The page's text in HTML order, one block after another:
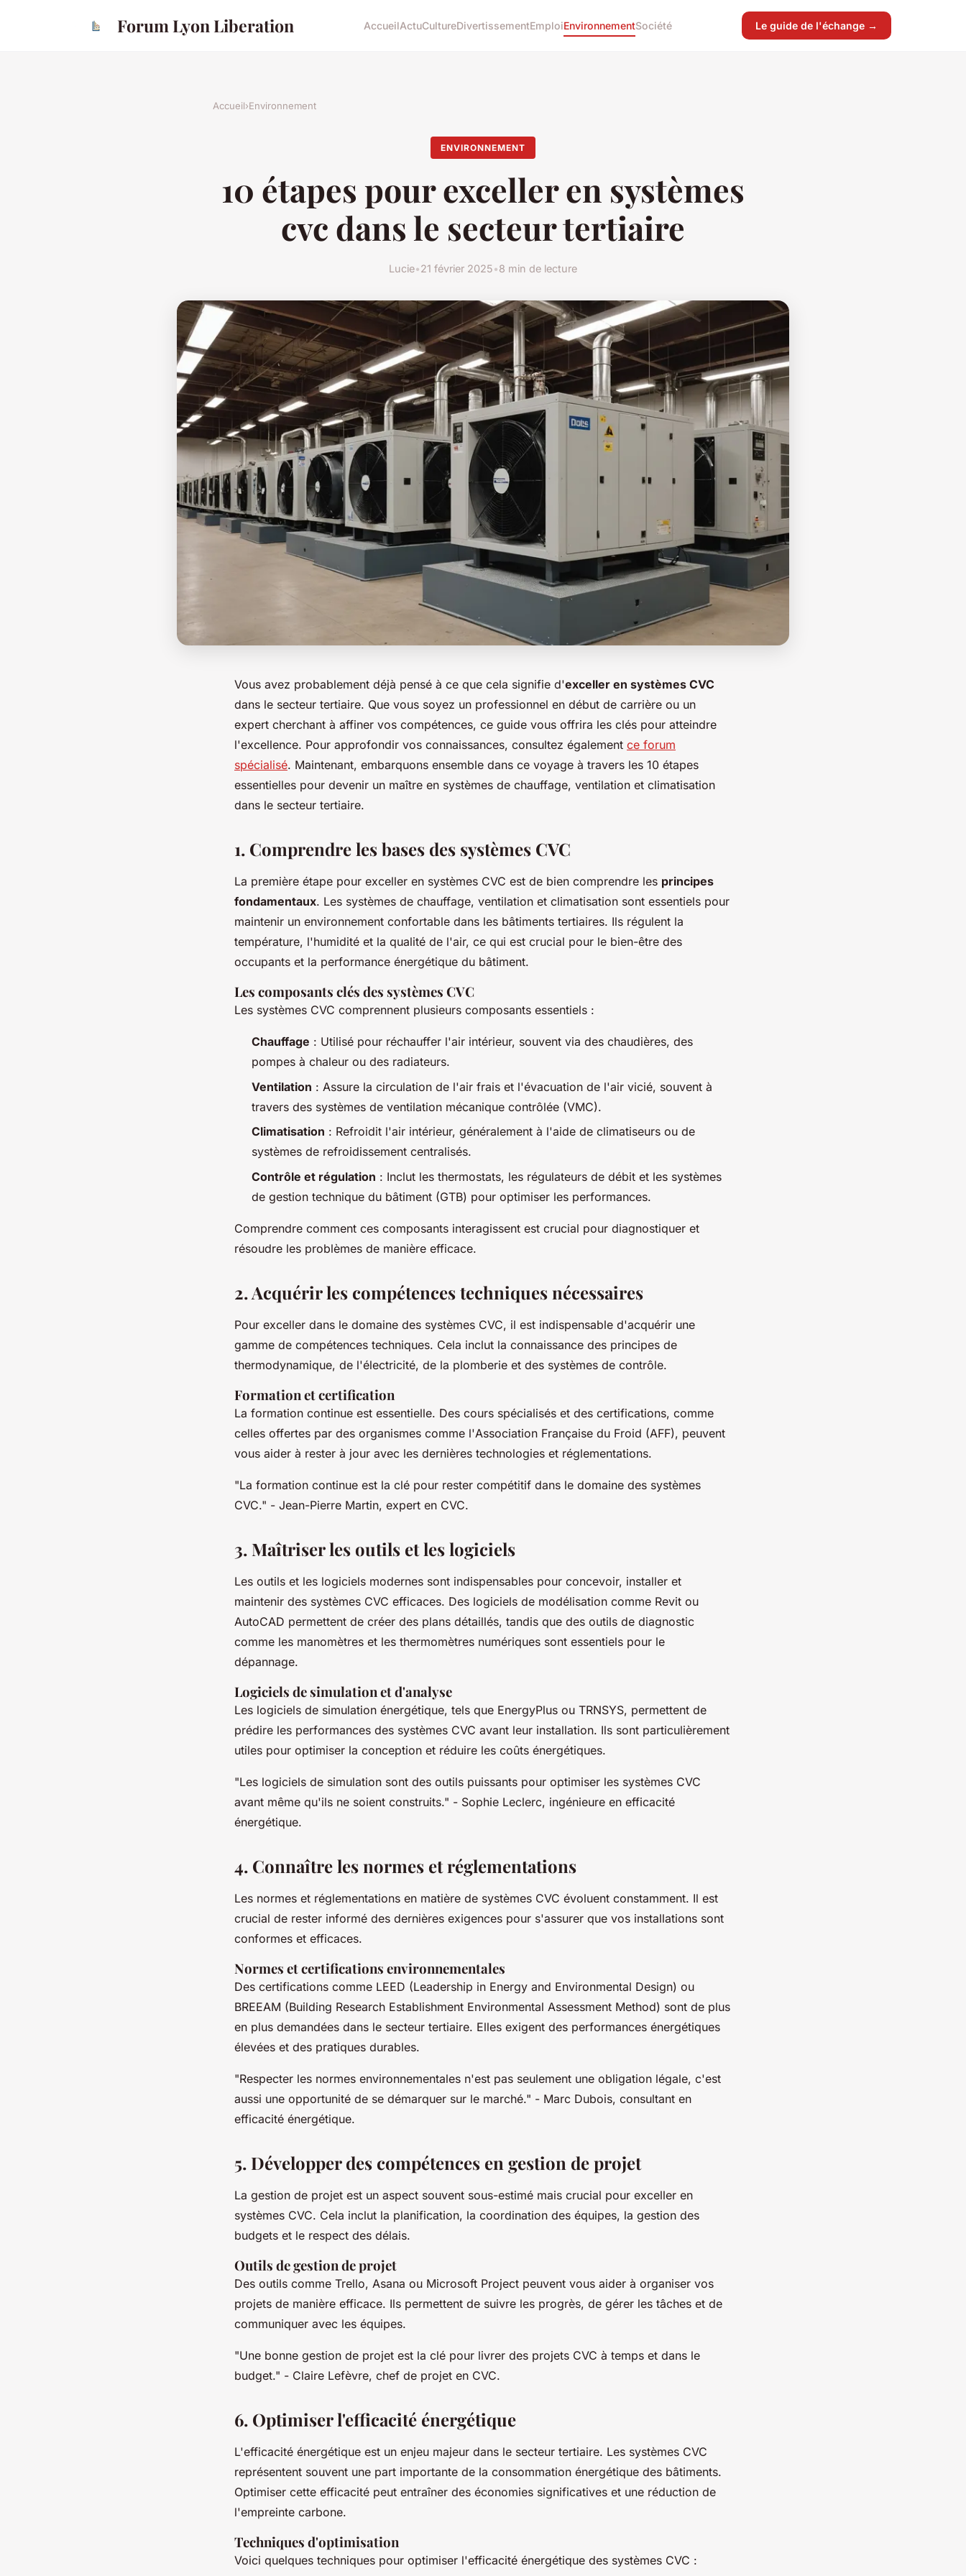
Forum Lyon Liberation AccueilActuCultureDivertissementEmploiEnvironnementSociété Le guide de l'échange →
Accueil›Environnement
ENVIRONNEMENT
10 étapes pour exceller en systèmes
cvc dans le secteur tertiaire
Lucie•21 février 2025•8 min de lecture
Vous avez probablement déjà pensé à ce que cela signifie d'exceller en systèmes CVC
dans le secteur tertiaire. Que vous soyez un professionnel en début de carrière ou un
expert cherchant à affiner vos compétences, ce guide vous offrira les clés pour atteindre
l'excellence. Pour approfondir vos connaissances, consultez également ce forum
spécialisé. Maintenant, embarquons ensemble dans ce voyage à travers les 10 étapes
essentielles pour devenir un maître en systèmes de chauffage, ventilation et climatisation
dans le secteur tertiaire.
1. Comprendre les bases des systèmes CVC
La première étape pour exceller en systèmes CVC est de bien comprendre les principes
fondamentaux. Les systèmes de chauffage, ventilation et climatisation sont essentiels pour
maintenir un environnement confortable dans les bâtiments tertiaires. Ils régulent la
température, l'humidité et la qualité de l'air, ce qui est crucial pour le bien-être des
occupants et la performance énergétique du bâtiment.
Les composants clés des systèmes CVC
Les systèmes CVC comprennent plusieurs composants essentiels :
Chauffage : Utilisé pour réchauffer l'air intérieur, souvent via des chaudières, des
pompes à chaleur ou des radiateurs.
Ventilation : Assure la circulation de l'air frais et l'évacuation de l'air vicié, souvent à
travers des systèmes de ventilation mécanique contrôlée (VMC).
Climatisation : Refroidit l'air intérieur, généralement à l'aide de climatiseurs ou de
systèmes de refroidissement centralisés.
Contrôle et régulation : Inclut les thermostats, les régulateurs de débit et les systèmes
de gestion technique du bâtiment (GTB) pour optimiser les performances.
Comprendre comment ces composants interagissent est crucial pour diagnostiquer et
résoudre les problèmes de manière efficace.
2. Acquérir les compétences techniques nécessaires
Pour exceller dans le domaine des systèmes CVC, il est indispensable d'acquérir une
gamme de compétences techniques. Cela inclut la connaissance des principes de
thermodynamique, de l'électricité, de la plomberie et des systèmes de contrôle.
Formation et certification
La formation continue est essentielle. Des cours spécialisés et des certifications, comme
celles offertes par des organismes comme l'Association Française du Froid (AFF), peuvent
vous aider à rester à jour avec les dernières technologies et réglementations.
"La formation continue est la clé pour rester compétitif dans le domaine des systèmes
CVC." - Jean-Pierre Martin, expert en CVC.
3. Maîtriser les outils et les logiciels
Les outils et les logiciels modernes sont indispensables pour concevoir, installer et
maintenir des systèmes CVC efficaces. Des logiciels de modélisation comme Revit ou
AutoCAD permettent de créer des plans détaillés, tandis que des outils de diagnostic
comme les manomètres et les thermomètres numériques sont essentiels pour le
dépannage.
Logiciels de simulation et d'analyse
Les logiciels de simulation énergétique, tels que EnergyPlus ou TRNSYS, permettent de
prédire les performances des systèmes CVC avant leur installation. Ils sont particulièrement
utiles pour optimiser la conception et réduire les coûts énergétiques.
"Les logiciels de simulation sont des outils puissants pour optimiser les systèmes CVC
avant même qu'ils ne soient construits." - Sophie Leclerc, ingénieure en efficacité
énergétique.
4. Connaître les normes et réglementations
Les normes et réglementations en matière de systèmes CVC évoluent constamment. Il est
crucial de rester informé des dernières exigences pour s'assurer que vos installations sont
conformes et efficaces.
Normes et certifications environnementales
Des certifications comme LEED (Leadership in Energy and Environmental Design) ou
BREEAM (Building Research Establishment Environmental Assessment Method) sont de plus
en plus demandées dans le secteur tertiaire. Elles exigent des performances énergétiques
élevées et des pratiques durables.
"Respecter les normes environnementales n'est pas seulement une obligation légale, c'est
aussi une opportunité de se démarquer sur le marché." - Marc Dubois, consultant en
efficacité énergétique.
5. Développer des compétences en gestion de projet
La gestion de projet est un aspect souvent sous-estimé mais crucial pour exceller en
systèmes CVC. Cela inclut la planification, la coordination des équipes, la gestion des
budgets et le respect des délais.
Outils de gestion de projet
Des outils comme Trello, Asana ou Microsoft Project peuvent vous aider à organiser vos
projets de manière efficace. Ils permettent de suivre les progrès, de gérer les tâches et de
communiquer avec les équipes.
"Une bonne gestion de projet est la clé pour livrer des projets CVC à temps et dans le
budget." - Claire Lefèvre, chef de projet en CVC.
6. Optimiser l'efficacité énergétique
L'efficacité énergétique est un enjeu majeur dans le secteur tertiaire. Les systèmes CVC
représentent souvent une part importante de la consommation énergétique des bâtiments.
Optimiser cette efficacité peut entraîner des économies significatives et une réduction de
l'empreinte carbone.
Techniques d'optimisation
Voici quelques techniques pour optimiser l'efficacité énergétique des systèmes CVC :